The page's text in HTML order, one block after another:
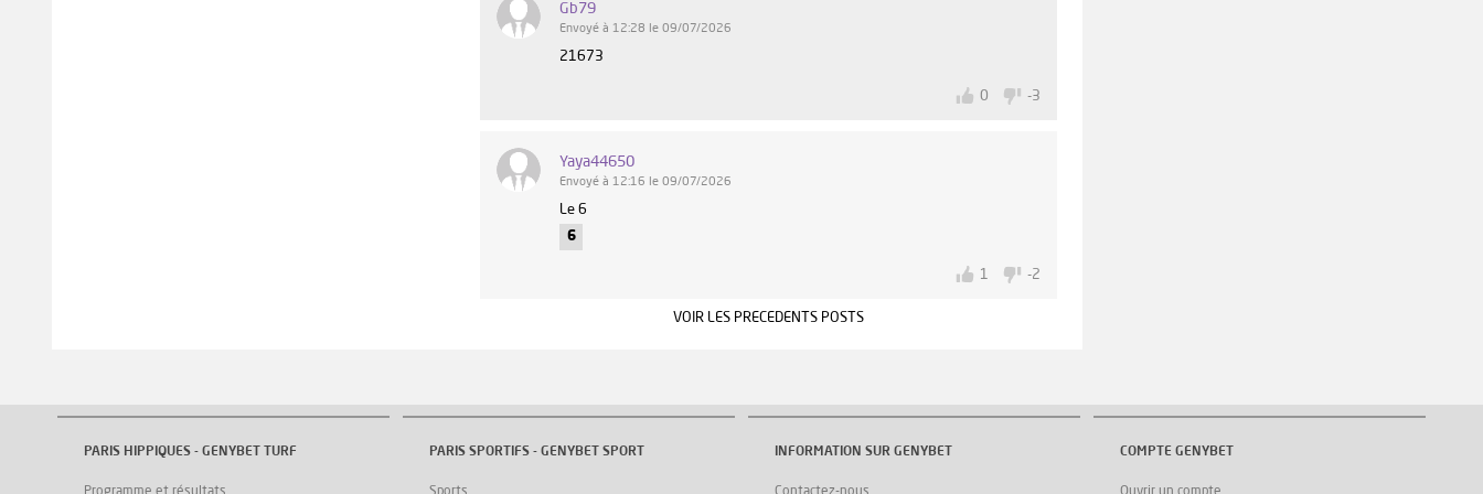
Gb79
Envoyé à 12:28 le 09/07/2026
21673
0 -3
Yaya44650
Envoyé à 12:16 le 09/07/2026
Le 6
6
1 -2
VOIR LES PRECEDENTS POSTS
PARIS HIPPIQUES - GENYBET TURF PARIS SPORTIFS - GENYBET SPORT INFORMATION SUR GENYBET COMPTE GENYBET